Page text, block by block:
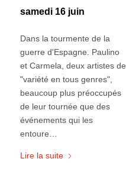
samedi 16 juin
Dans la tourmente de la
guerre d'Espagne. Paulino
et Carmela, deux artistes de
"variété en tous genres",
beaucoup plus préoccupés
de leur tournée que des
événements qui les
entoure…
Lire la suite